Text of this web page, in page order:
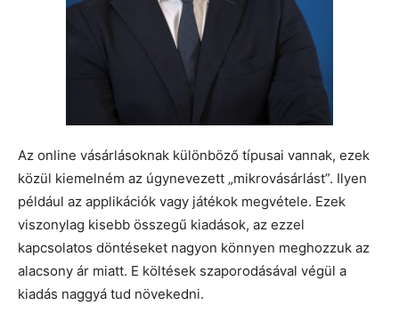
Az online vásárlásoknak különböző típusai vannak, ezek
közül kiemelném az úgynevezett „mikrovásárlást”. Ilyen
például az applikációk vagy játékok megvétele. Ezek
viszonylag kisebb összegű kiadások, az ezzel
kapcsolatos döntéseket nagyon könnyen meghozzuk az
alacsony ár miatt. E költések szaporodásával végül a
kiadás naggyá tud növekedni.